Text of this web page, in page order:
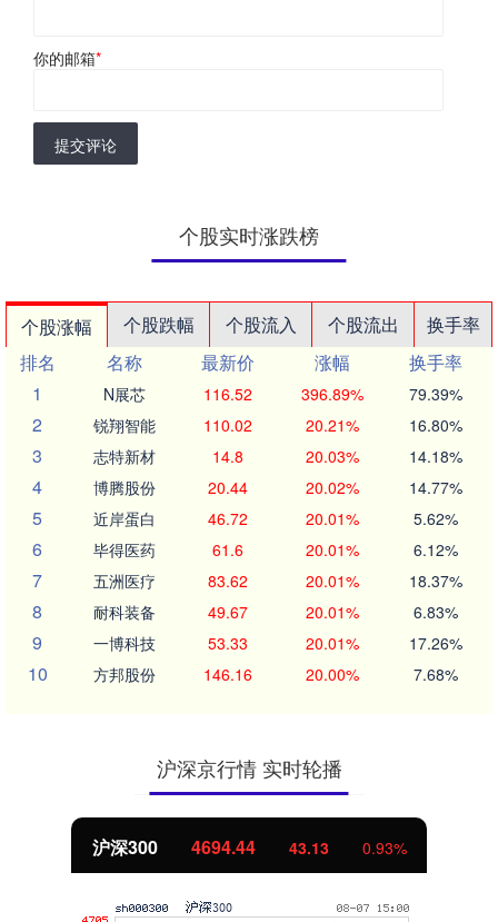
你的邮箱*
提交评论
个股实时涨跌榜
个股涨幅 个股跌幅 个股流入 个股流出
换手率
排名
名称 最新价 涨幅
换手率
1
N展芯 116.52 396.89% 79.39%
2 锐翔智能 110.02 20.21% 16.80%
3 志特新材 14.8 20.03% 14.18%
4 博腾股份 20.44 20.02% 14.77%
5 近岸蛋白 46.72 20.01% 5.62%
6 毕得医药 61.6 20.01% 6.12%
7 五洲医疗 83.62 20.01% 18.37%
8 耐科装备 49.67 20.01% 6.83%
9 一博科技 53.33 20.01% 17.26%
10 方邦股份 146.16 20.00% 7.68%
沪深京行情 实时轮播
4694.44 43.13 0.93%